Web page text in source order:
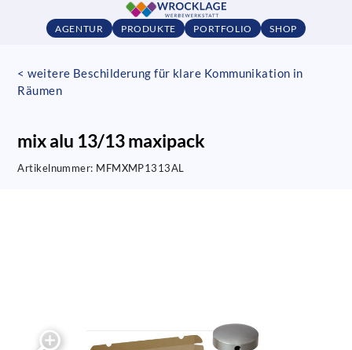
AGENTUR PRODUKTE PORTFOLIO SHOP
< weitere Beschilderung für klare Kommunikation in
Räumen
mix alu 13/13 maxipack
Artikelnummer: MFMXMP1313AL